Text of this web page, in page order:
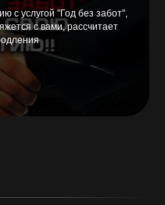
с услугой "Год без забот",
с вами, рассчитает